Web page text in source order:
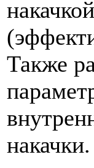
Также
накачки.